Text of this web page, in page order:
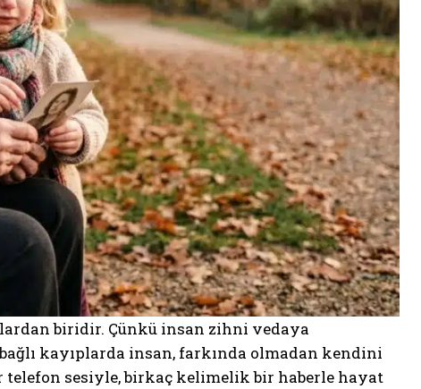
biridir. Çünkü insan zihni vedaya
kayıplarda insan, farkında olmadan kendini
telefon sesiyle, birkaç kelimelik bir haberle hayat